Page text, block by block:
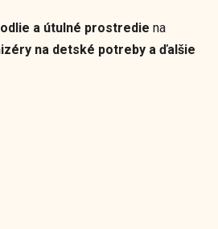
a útulné prostredie na
na detské potreby a ďalšie